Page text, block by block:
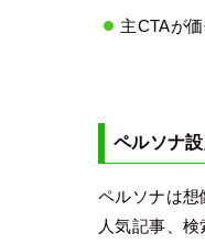
主CTAが
ペルソナ
ペルソナは想
人気記事、